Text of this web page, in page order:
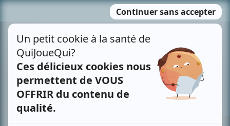
MENU
contenu
Recherche avancée »